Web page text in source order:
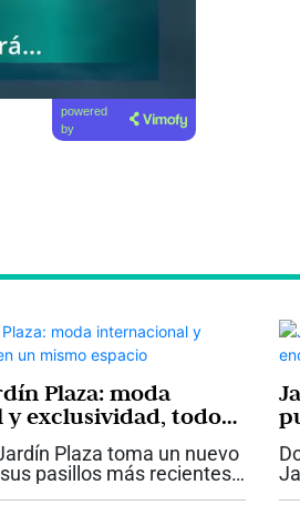
powered
by
Plaza: moda
exclusividad, todo
Plaza toma un nuevo
pasillos más recientes.